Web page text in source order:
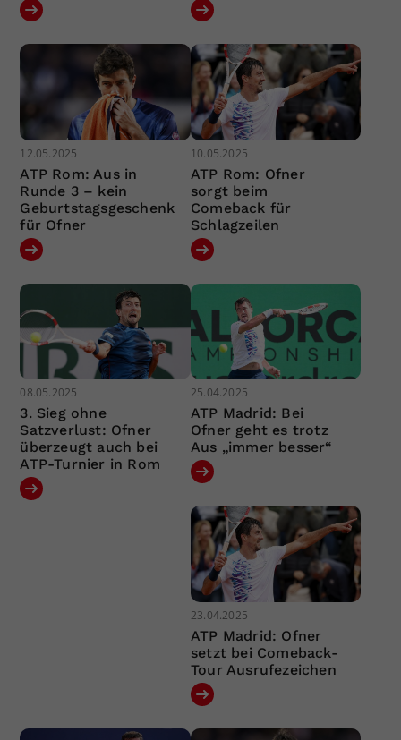
12.05.2025
ATP Rom: Aus in
Runde 3 – kein
Geburtstagsgeschenk
für Ofner
10.05.2025
ATP Rom: Ofner
sorgt beim
Comeback für
Schlagzeilen
08.05.2025
3. Sieg ohne
Satzverlust: Ofner
überzeugt auch bei
ATP-Turnier in Rom
25.04.2025
ATP Madrid: Bei
Ofner geht es trotz
Aus „immer besser“
23.04.2025
ATP Madrid: Ofner
setzt bei Comeback-
Tour Ausrufezeichen